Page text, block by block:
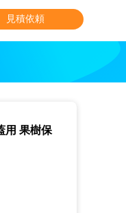
見積依頼
用 果樹保